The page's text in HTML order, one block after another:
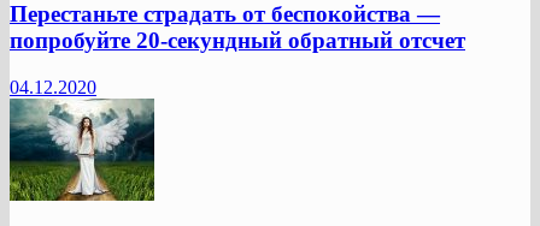
Перестаньте страдать от беспокойства —
попробуйте 20-секундный обратный отсчет
04.12.2020